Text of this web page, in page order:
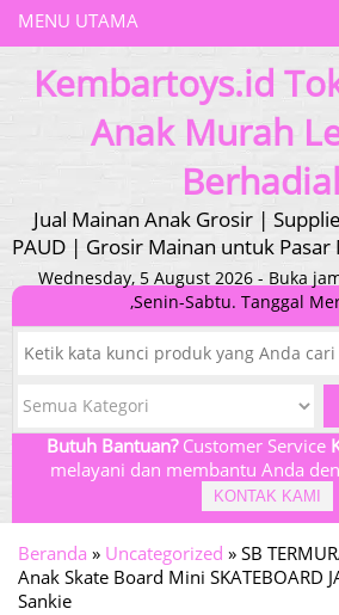
MENU UTAMA
Kembartoys.id
Anak Murah
Jual Mainan Anak Grosir |
PAUD | Grosir Mainan untuk Pasar
Wednesday, 5 August 2026 - Buka
,Senin-Sabtu. Tanggal
Butuh Bantuan?Customer Service
melayani dan membantu Anda
KONTAK KAMI
Beranda » Uncategorized » SB
Anak Skate Board Mini SKATEBOARD
Sankie